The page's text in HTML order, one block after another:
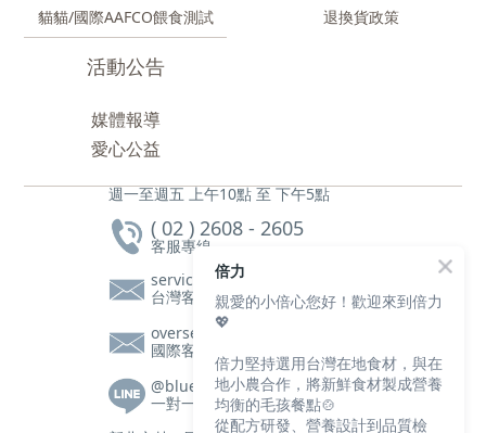
貓貓/國際AAFCO餵食測試
活動公告
媒體報導
愛心公益
退換貨政策
週一至週五 上午10點 至 下午5點
( 02 ) 2608 - 2605
客服專線
service@bluebaypetfood.com
台灣客服信箱
overseas@bluebaypetfood.com
國際客服信箱
@bluebay
一對一客服|營養師諮詢
倍力
親愛的小倍心您好！歡迎來到倍力
💖
倍力堅持選用台灣在地食材，與在
地小農合作，將新鮮食材製成營養
均衡的毛孩餐點🍲
從配方研發、營養設計到品質檢